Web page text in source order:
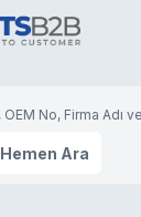
Hemen Ara